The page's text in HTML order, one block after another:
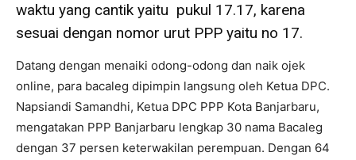
waktu yang cantik yaitu pukul 17.17, karena
sesuai dengan nomor urut PPP yaitu no 17.
Datang dengan menaiki odong-odong dan naik ojek
online, para bacaleg dipimpin langsung oleh Ketua DPC.
Napsiandi Samandhi, Ketua DPC PPP Kota Banjarbaru,
mengatakan PPP Banjarbaru lengkap 30 nama Bacaleg
dengan 37 persen keterwakilan perempuan. Dengan 64